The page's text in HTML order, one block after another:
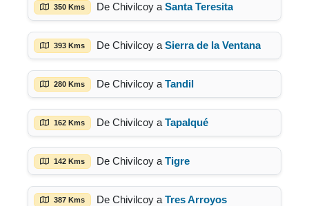
350 Kms De Chivilcoy a Santa Teresita
393 Kms De Chivilcoy a Sierra de la Ventana
280 Kms De Chivilcoy a Tandil
162 Kms De Chivilcoy a Tapalqué
142 Kms De Chivilcoy a Tigre
387 Kms De Chivilcoy a Tres Arroyos